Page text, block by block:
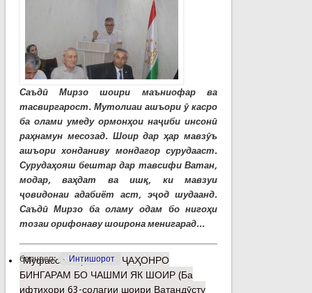
Саъдӣ Мирзо шоири маъниофар ва
тасвиргарост. Мутолиаи ашъори ӯ касро
ба олами умеду ормонҳои наҷиби инсонӣ
раҳнамун месозад. Шоир дар ҳар мавзӯъ
ашъори хонданиву мондагор сурудааст.
Сурудаҳояш бештар дар тавсифи Ватан,
модар, ваҳдат ва ишқ, ки мавзуи
ҷовидонаи адабиёт аст, эҷод шудаанд.
Саъдӣ Мирзо ба оламу одам бо нигоҳи
тозаи орифонаву шоирона менигарад...
барчасп: Интишорот
Муфассалтаро МАН ҶАҲОНРО
БИНГАРАМ БО ЧАШМИ ЯК ШОИР (Ба
ифтихори 63-солагии шоири Ватандӯсту